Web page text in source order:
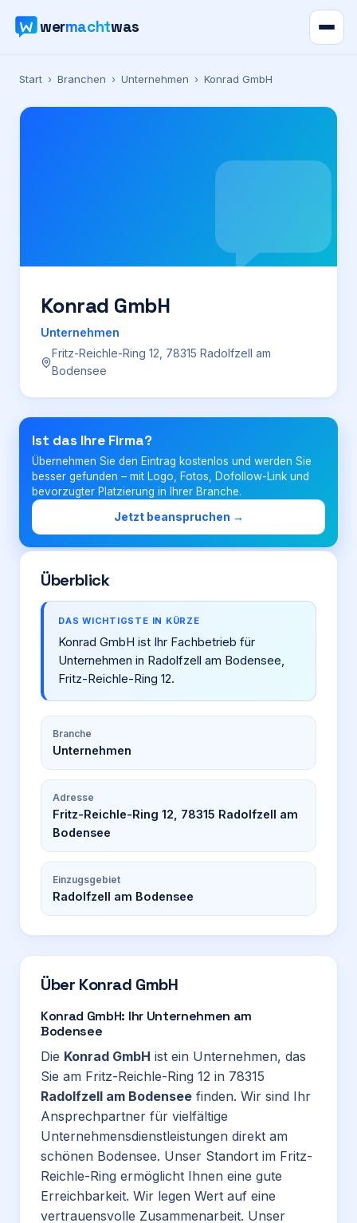
wermachtwas
Verzeichnis
Karte
Preise
Für Firmen
Login
Firma eintragen
Start › Branchen › Unternehmen › Konrad GmbH
Konrad GmbH
Unternehmen
Fritz-Reichle-Ring 12, 78315 Radolfzell am
Bodensee
Ist das Ihre Firma?
Übernehmen Sie den Eintrag kostenlos und werden Sie
besser gefunden – mit Logo, Fotos, Dofollow-Link und
bevorzugter Platzierung in Ihrer Branche.
Jetzt beanspruchen →
Überblick
DAS WICHTIGSTE IN KÜRZE
Konrad GmbH ist Ihr Fachbetrieb für
Unternehmen in Radolfzell am Bodensee,
Fritz-Reichle-Ring 12.
Branche
Unternehmen
Adresse
Fritz-Reichle-Ring 12, 78315 Radolfzell am
Bodensee
Einzugsgebiet
Radolfzell am Bodensee
Über Konrad GmbH
Konrad GmbH: Ihr Unternehmen am
Bodensee
Die Konrad GmbH ist ein Unternehmen, das
Sie am Fritz-Reichle-Ring 12 in 78315
Radolfzell am Bodensee finden. Wir sind Ihr
Ansprechpartner für vielfältige
Unternehmensdienstleistungen direkt am
schönen Bodensee. Unser Standort im Fritz-
Reichle-Ring ermöglicht Ihnen eine gute
Erreichbarkeit. Wir legen Wert auf eine
vertrauensvolle Zusammenarbeit. Unser